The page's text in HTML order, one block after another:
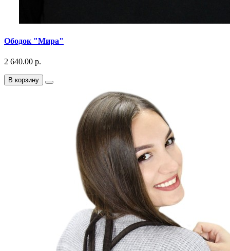
Ободок "Мира"
2 640.00 р.
В корзину